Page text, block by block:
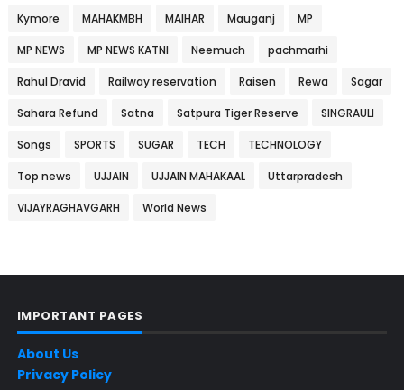
Kymore MAHAKMBH MAIHAR Mauganj MP
MP NEWS MP NEWS KATNI Neemuch pachmarhi
Rahul Dravid Railway reservation Raisen Rewa Sagar
Sahara Refund Satna Satpura Tiger Reserve SINGRAULI
Songs SPORTS SUGAR TECH TECHNOLOGY
Top news UJJAIN UJJAIN MAHAKAAL Uttarpradesh
VIJAYRAGHAVGARH World News
IMPORTANT PAGES
About Us
Privacy Policy